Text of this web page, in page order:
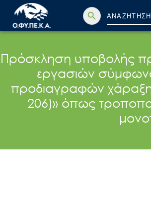
Search
for:
Search Button
Πρόσκληση υποβολής
εργασιών
προδιαγραφών
206)» όπως